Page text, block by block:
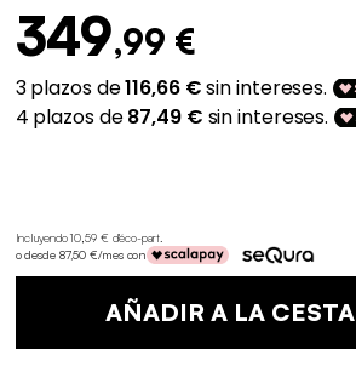
349,99 €
Incluyendo 10,59 € d'éco-part.
o desde 87,50 €/mes con
AÑADIR A LA CESTA